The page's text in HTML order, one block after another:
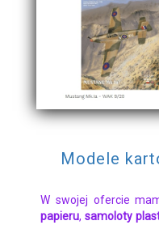
Modele
W swojej ofercie
papieru, samoloty